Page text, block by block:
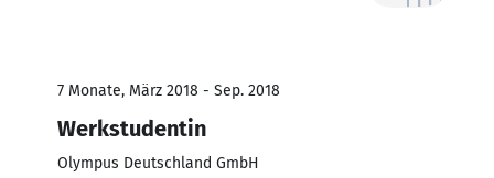
7 Monate, März 2018 - Sep. 2018
Werkstudentin
Olympus Deutschland GmbH